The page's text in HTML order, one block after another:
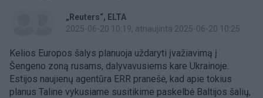
„Reuters“
ELTA
2025-06-20 10:19, atnaujinta 2025-06-20 10:25
Kelios Europos šalys planuoja uždaryti įvažiavimą į
Šengeno zoną rusams, dalyvavusiems kare Ukrainoje.
Estijos naujienų agentūra ERR pranešė, kad apie tokius
planus Taline vykusiame susitikime paskelbė Baltijos šalių,